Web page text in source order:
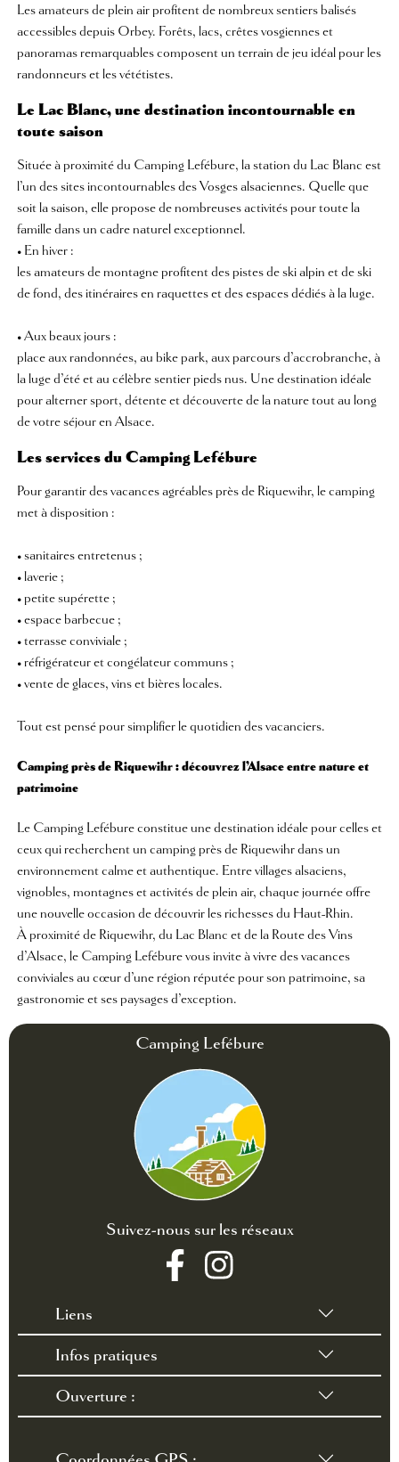
Les amateurs de plein air profitent de nombreux sentiers balisés
accessibles depuis Orbey. Forêts, lacs, crêtes vosgiennes et
panoramas remarquables composent un terrain de jeu idéal pour les
randonneurs et les vététistes.
Le Lac Blanc, une destination incontournable en
toute saison
Située à proximité du Camping Lefébure, la station du Lac Blanc est
l’un des sites incontournables des Vosges alsaciennes. Quelle que
soit la saison, elle propose de nombreuses activités pour toute la
famille dans un cadre naturel exceptionnel.
• En hiver :
les amateurs de montagne profitent des pistes de ski alpin et de ski
de fond, des itinéraires en raquettes et des espaces dédiés à la luge.
• Aux beaux jours :
place aux randonnées, au bike park, aux parcours d’accrobranche, à
la luge d’été et au célèbre sentier pieds nus. Une destination idéale
pour alterner sport, détente et découverte de la nature tout au long
de votre séjour en Alsace.
Les services du Camping Lefébure
Pour garantir des vacances agréables près de Riquewihr, le camping
met à disposition :
• sanitaires entretenus ;
• laverie ;
• petite supérette ;
• espace barbecue ;
• terrasse conviviale ;
• réfrigérateur et congélateur communs ;
• vente de glaces, vins et bières locales.
Tout est pensé pour simplifier le quotidien des vacanciers.
Camping près de Riquewihr : découvrez l’Alsace entre nature et
patrimoine
Le Camping Lefébure constitue une destination idéale pour celles et
ceux qui recherchent un camping près de Riquewihr dans un
environnement calme et authentique. Entre villages alsaciens,
vignobles, montagnes et activités de plein air, chaque journée offre
une nouvelle occasion de découvrir les richesses du Haut-Rhin.
À proximité de Riquewihr, du Lac Blanc et de la Route des Vins
d’Alsace, le Camping Lefébure vous invite à vivre des vacances
conviviales au cœur d’une région réputée pour son patrimoine, sa
gastronomie et ses paysages d’exception.
Camping Lefébure
Suivez-nous sur les réseaux
Liens
Conditions générales de vente
•Règlement intérieur
Infos pratiques
Contact /accès
•FAQ
Ouverture :